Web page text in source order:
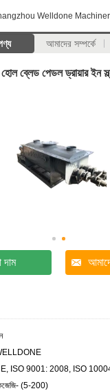
Welldone
আমাদের সম্পর্কে
ব্লেড পেডল ড্রায়ার ইন
দাম
ISO 9001: 2008, ISO
(5-200)